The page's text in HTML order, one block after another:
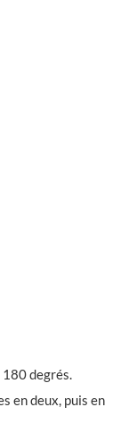
degrés.
en deux, puis en